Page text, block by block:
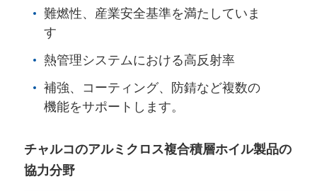
難燃性、産業安全基準を満たしていま
す
熱管理システムにおける高反射率
補強、コーティング、防錆など複数の
機能をサポートします。
チャルコのアルミクロス複合積層ホイル製品の
協力分野